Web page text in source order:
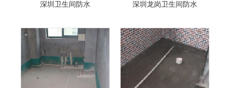
深圳卫生间防水 深圳龙岗卫生间防水